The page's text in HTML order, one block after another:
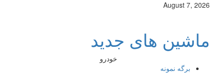
August 7, 2026
ماشین های جدید
خودرو
برگه نمونه